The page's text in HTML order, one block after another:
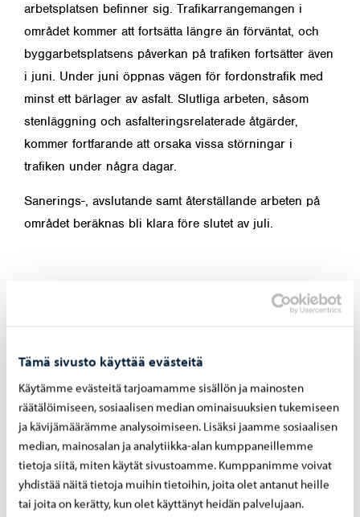
Tämä sivusto käyttää evästeitä
Käytämme evästeitä tarjoamamme sisällön ja mainosten
räätälöimiseen, sosiaalisen median ominaisuuksien tukemiseen
ja kävijämäärämme analysoimiseen. Lisäksi jaamme sosiaalisen
median, mainosalan ja analytiikka-alan kumppaneillemme
tietoja siitä, miten käytät sivustoamme. Kumppanimme voivat
yhdistää näitä tietoja muihin tietoihin, joita olet antanut heille
tai joita on kerätty, kun olet käyttänyt heidän palvelujaan.
arbetsplatsen befinner sig. Trafikarrangemangen i
området kommer att fortsätta längre än förväntat, och
byggarbetsplatsens påverkan på trafiken fortsätter även
i juni. Under juni öppnas vägen för fordonstrafik med
minst ett bärlager av asfalt. Slutliga arbeten, såsom
stenläggning och asfalteringsrelaterade åtgärder,
kommer fortfarande att orsaka vissa störningar i
trafiken under några dagar.
Sanerings-, avslutande samt återställande arbeten på
området beräknas bli klara före slutet av juli.
Dela på WhatsApp
Liknande nyheter
Borgå vatten -27.7.2026
Reparation av dagvattenledning vid
Tingsgårdsvägens och Prostvägens
korsning – arbetet inleds den 29.7